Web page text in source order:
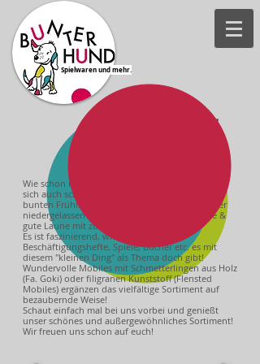
Spielwaren und mehr.
Schaufenster
Wie schon in diesem beliebten Kinderlied, haben
sich auch schon bei uns die beliebten, fröhlich
bunten Frühlingsboten in unserem Schaufenster
niedergelassen und bringen jede Menge Farbe &
gute Laune mit zu uns!
Es ist faszinierend, wieviele Basteleien,
Beschäftigungshefte, Spiele, Bücher etc. es mit
diesem "kleinen Ding" als Thema doch gibt!
Wundervolle Mobiles mit Schmetterlingen aus Holz
(Fa. Goki) oder filigranen Kunststoff (Flensted
Mobiles) ergänzen das vielfältige Sortiment auf
bezaubernde Weise!
Schaut einfach mal bei uns vorbei und genießt
unser schönes und außergewöhnliches Sortiment!
Wir freuen uns schon auf euch!